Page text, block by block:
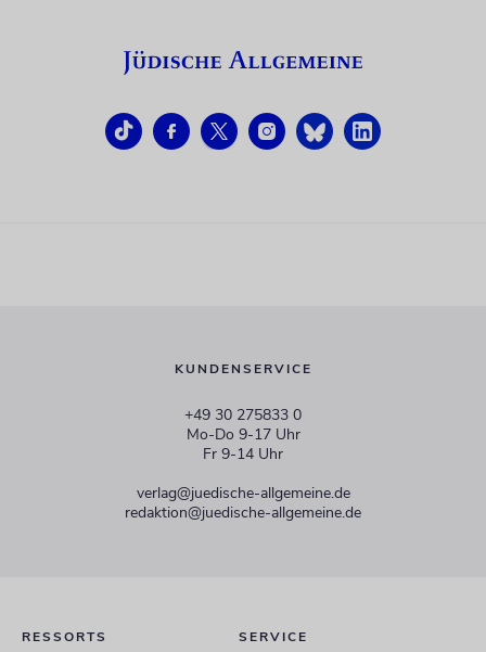
KUNDENSERVICE
+49 30 275833 0
Mo-Do 9-17 Uhr
Fr 9-14 Uhr
verlag@juedische-allgemeine.de
redaktion@juedische-allgemeine.de
RESSORTS SERVICE